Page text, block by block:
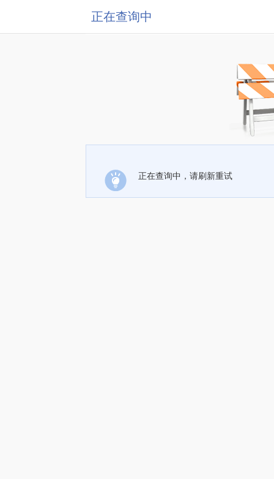
正在查询中
正在查询中，请刷新重试